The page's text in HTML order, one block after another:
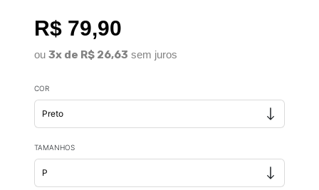
R$ 79,90
ou 3x de R$ 26,63 sem juros
COR
TAMANHOS